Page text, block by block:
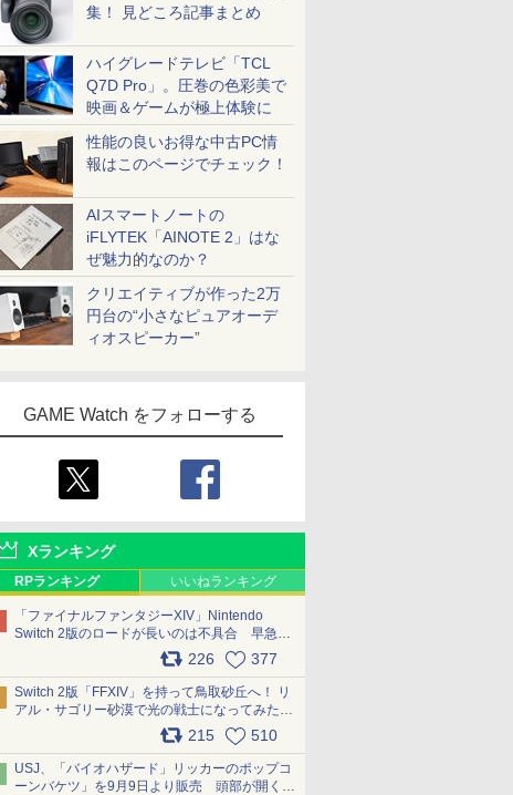
集！ 見どころ記事まとめ
ハイグレードテレビ「TCL
Q7D Pro」。圧巻の色彩美で
映画＆ゲームが極上体験に
性能の良いお得な中古PC情
報はこのページでチェック！
AIスマートノートの
iFLYTEK「AINOTE 2」はな
ぜ魅力的なのか？
クリエイティブが作った2万
円台の“小さなピュアオーデ
ィオスピーカー”
GAME Watch をフォローする
Xランキング
RPランキング いいねランキング
「ファイナルファンタジーXIV」Nintendo
Switch 2版のロードが長いのは不具合 早急に
アップデートできるよう対応中226 377
Switch 2版「FFXIV」を持って鳥取砂丘へ！ リ
アル・サゴリー砂漠で光の戦士になってみた
215 510
USJ、「バイオハザード」リッカーのポップコ
ーンバケツ」を9月9日より販売 頭部が開く仕